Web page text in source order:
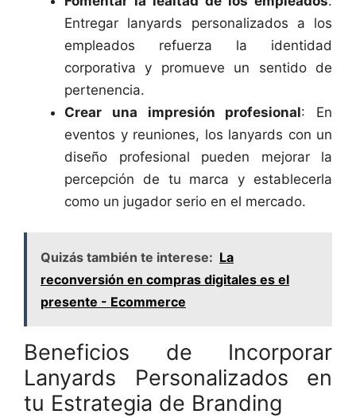
Entregar lanyards personalizados a los
empleados refuerza la identidad
corporativa y promueve un sentido de
pertenencia.
Crear una impresión profesional: En
eventos y reuniones, los lanyards con un
diseño profesional pueden mejorar la
percepción de tu marca y establecerla
como un jugador serio en el mercado.
Quizás también te interese: La
reconversión en compras digitales es el
presente - Ecommerce
Beneficios de Incorporar
Lanyards Personalizados en
tu Estrategia de Branding